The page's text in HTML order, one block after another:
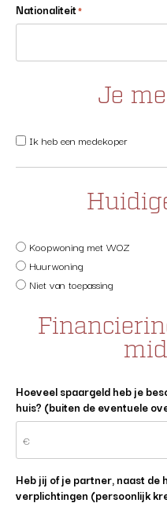
Nationaliteit*
Je
Ik heb een medekoper
Huidige
woning
Koopwoning met WOZ
Huurwoning
Niet van toepassing
Hoeveel spaargeld heb je
huis? (buiten de eventuele
Heb jij of je partner, naast de
verplichtingen (persoonlijk